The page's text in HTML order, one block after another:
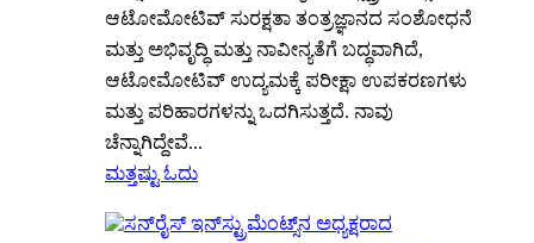
ಆಟೋಮೋಟಿವ್ ಸುರಕ್ಷತಾ ತಂತ್ರಜ್ಞಾನದ ಸಂಶೋಧನೆ
ಮತ್ತು ಅಭಿವೃದ್ಧಿ ಮತ್ತು ನಾವೀನ್ಯತೆಗೆ ಬದ್ಧವಾಗಿದೆ,
ಆಟೋಮೋಟಿವ್ ಉದ್ಯಮಕ್ಕೆ ಪರೀಕ್ಷಾ ಉಪಕರಣಗಳು
ಮತ್ತು ಪರಿಹಾರಗಳನ್ನು ಒದಗಿಸುತ್ತದೆ. ನಾವು
ಚೆನ್ನಾಗಿದ್ದೇವೆ...
ಮತ್ತಷ್ಟು ಓದು